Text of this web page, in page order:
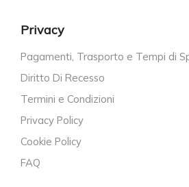
Privacy
Pagamenti, Trasporto e Tempi di
Diritto Di Recesso
Termini e Condizioni
Privacy Policy
Cookie Policy
FAQ